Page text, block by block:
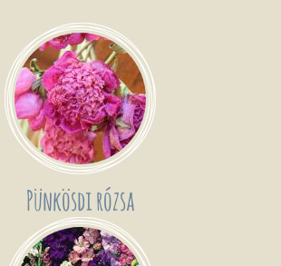
Pünkösdi rózsa